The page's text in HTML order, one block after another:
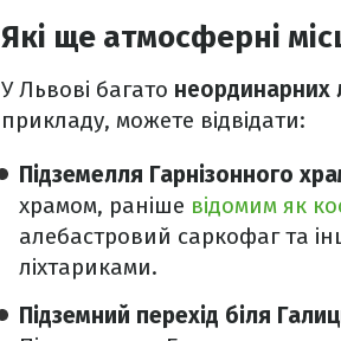
Які ще атмосферні
У Львові багато неординарних
прикладу, можете відвідати:
Підземелля Гарнізонного
храмом, раніше відомим як
алебастровий саркофаг та
ліхтариками.
Підземний перехід біля